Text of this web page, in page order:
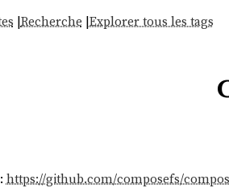
|Recherche |Explorer tous les tags
https://github.com/composefs/